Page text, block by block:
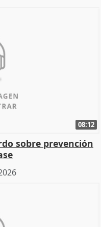
08:12
sobre prevención